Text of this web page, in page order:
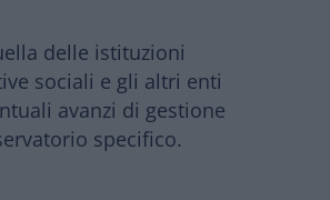
delle istituzioni
sociali e gli altri enti
avanzi di gestione
specifico.